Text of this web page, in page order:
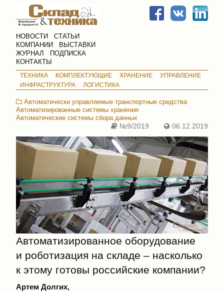
НОВОСТИ
СТАТЬИ
КОМПАНИИ
ВЫСТАВКИ
ЖУРНАЛ
ПОДПИСКА
КОНТАКТЫ
ТЕХНИКА КОМПЛЕКТУЮЩИЕ ХРАНЕНИЕ
УПРАВЛЕНИЕ
ИНФРАСТРУКТУРА
ЛОГИСТИКА
Автоматически управляемые транспортные средства
Автоматизированные системы хранения
Автоматические системы сбора данных
№9/2019
06.12.2019
Автоматизированное оборудование
и роботизация на складе – насколько
к этому готовы российские компании?
Артем Долгих,